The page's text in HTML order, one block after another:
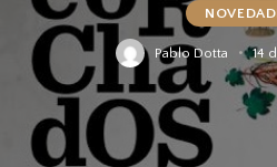
Pablo Dotta 14